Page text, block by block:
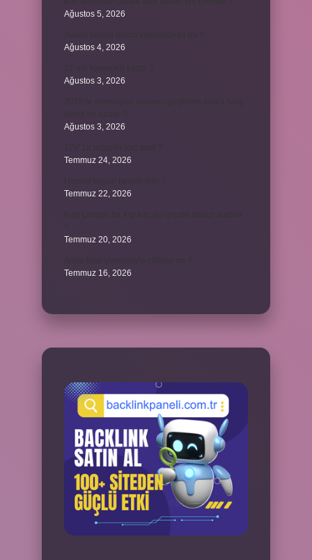
Ağustos 5, 2026
Ağustos 4, 2026
Ağustos 3, 2026
Ağustos 3, 2026
Temmuz 24, 2026
Temmuz 22, 2026
Temmuz 20, 2026
Temmuz 16, 2026